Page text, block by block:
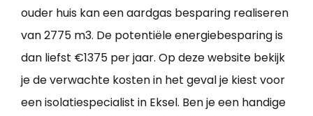
ouder huis kan een aardgas besparing realiseren
van 2775 m3. De potentiële energiebesparing is
dan liefst €1375 per jaar. Op deze website bekijk
je de verwachte kosten in het geval je kiest voor
een isolatiespecialist in Eksel. Ben je een handige